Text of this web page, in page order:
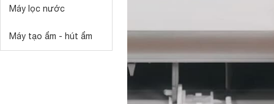
Máy lọc nước
Máy tạo ẩm - hút ẩm